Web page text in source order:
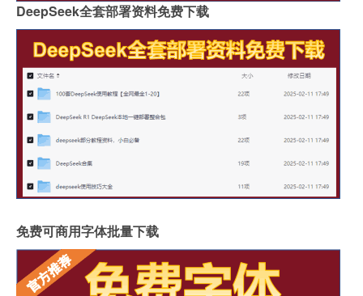
DeepSeek全套部署资料免费下载
免费可商用字体批量下载